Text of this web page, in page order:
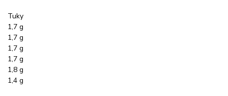
Tuky
1,7 g
1,7 g
1,7 g
1,7 g
1,8 g
1,4 g